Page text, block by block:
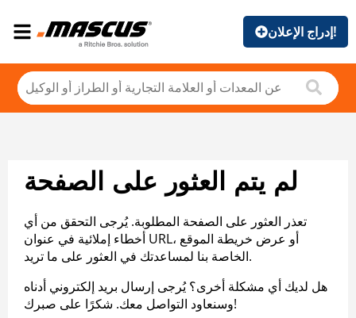
إدراج الإعلان!
لم يتم العثور على الصفحة
تعذر العثور على الصفحة المطلوبة. يُرجى التحقق من أي
أخطاء إملائية في عنوان URL، أو عرض خريطة الموقع
الخاصة بنا لمساعدتك في العثور على ما تريد.
هل لديك أي مشكلة أخرى؟ يُرجى إرسال بريد إلكتروني أدناه
وسنعاود التواصل معك. شكرًا على صبرك!